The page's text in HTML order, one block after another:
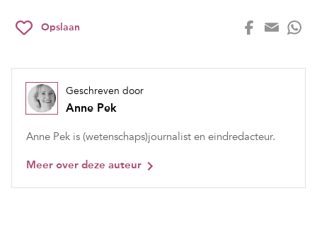
Opslaan
Geschreven door
Anne Pek
Anne Pek is (wetenschaps)journalist en eindredacteur.
Meer over deze auteur